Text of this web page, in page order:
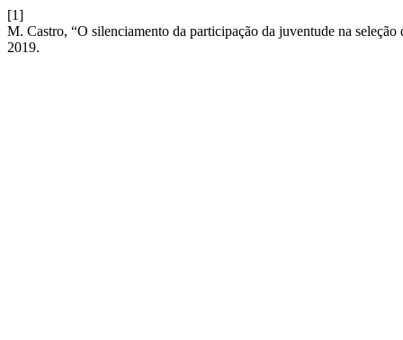
[1]
M. Castro, “O silenciamento da participação da juventude na
2019.